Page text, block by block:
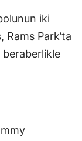
iki
Park’ta
beraberlikle